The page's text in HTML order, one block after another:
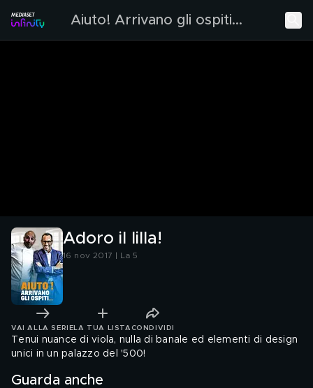
Aiuto! Arrivano gli ospiti...
Adoro il lilla!
16 nov 2017 | La 5
VAI ALLA SERIE LA TUA LISTA CONDIVIDI
Tenui nuance di viola, nulla di banale ed elementi di design
unici in un palazzo del '500!
Guarda anche